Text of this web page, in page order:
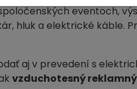
eventoch,
hluk a elektrické káble.
aj v prevedení s
vzduchotesný